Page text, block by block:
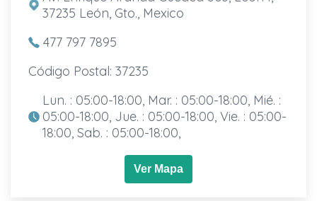
37235 León, Gto., Mexico
477 797 7895
Código Postal: 37235
Lun. : 05:00-18:00, Mar. : 05:00-18:00, Mié. :
05:00-18:00, Jue. : 05:00-18:00, Vie. : 05:00-
18:00, Sab. : 05:00-18:00,
Ver Mapa